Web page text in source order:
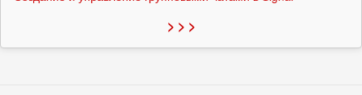
> > >